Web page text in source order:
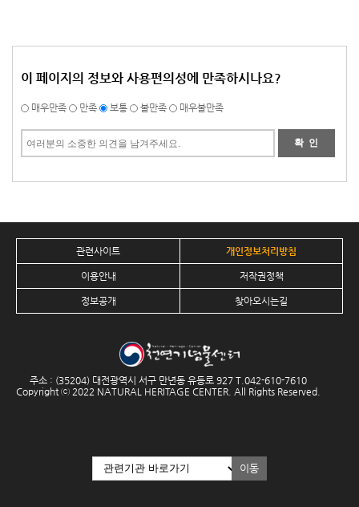
이 페이지의 정보와 사용편의성에 만족하시나요?
매우만족 만족 보통 불만족 매우불만족
관련사이트 개인정보처리방침
이용안내 저작권정책
정보공개 찾아오시는길
주소 : (35204) 대전광역시 서구 만년동 유등로 927 T. 042-610-7610
Copyright ⓒ 2022 NATURAL HERITAGE CENTER. All Rights Reserved.
이동